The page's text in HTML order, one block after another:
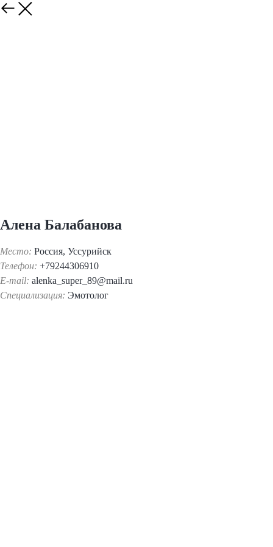
Алена Балабанова
Место: Россия, Уссурийск
Телефон: +79244306910
E-mail: alenka_super_89@mail.ru
Специализация: Эмотолог